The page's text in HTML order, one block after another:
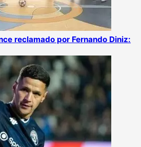
reclamado por Fernando Diniz: